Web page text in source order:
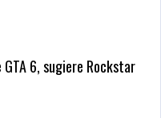
6, sugiere Rockstar